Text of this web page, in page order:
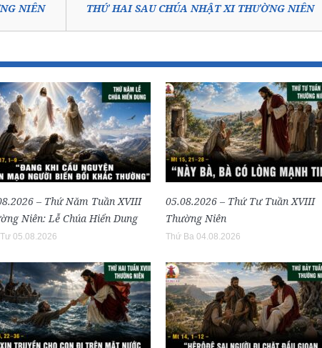
NIÊN
THỨ HAI SAU CHÚA NHẬT XI THƯỜNG NIÊN
– Thứ Năm Tuần XVIII
Niên: Lễ Chúa Hiển Dung
05.08.2026
05.08.2026 – Thứ Tư Tuần XVIII
Thường Niên
Thứ Ba 04.08.2026